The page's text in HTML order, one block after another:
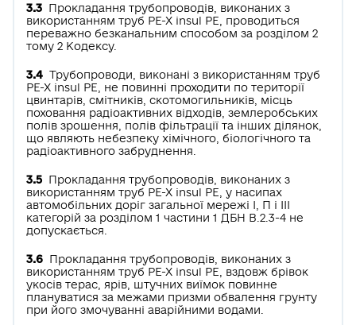
3.3 Прокладання трубопроводів, виконаних з
використанням труб РЕ-Х insul РЕ, проводиться
переважно безканальним способом за розділом 2
тому 2 Кодексу.
3.4 Трубопроводи, виконані з використанням труб
РЕ-Х insul РЕ, не повинні проходити по території
цвинтарів, смітників, скотомогильників, місць
поховання радіоактивних відходів, землеробських
полів зрошення, полів фільтрації та інших ділянок,
що являють небезпеку хімічного, біологічного та
радіоактивного забруднення.
3.5 Прокладання трубопроводів, виконаних з
використанням труб РЕ-Х insul РЕ, у насипах
автомобільних доріг загальної мережі І, П і ІІІ
категорій за розділом 1 частини 1 ДБН В.2.3-4 не
допускається.
3.6 Прокладання трубопроводів, виконаних з
використанням труб РЕ-Х insul РЕ, вздовж брівок
укосів терас, ярів, штучних виїмок повинне
плануватися за межами призми обвалення грунту
при його змочуванні аварійними водами.